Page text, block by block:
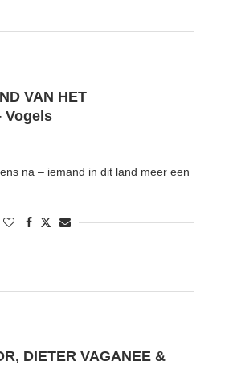
VAN HET
Vogels
na – iemand in dit land meer een
DIETER VAGANEE &